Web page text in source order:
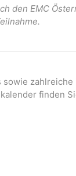
den EMC
finden